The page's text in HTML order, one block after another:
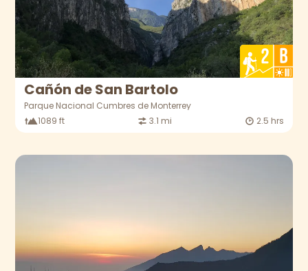
Cañón de San Bartolo
Parque Nacional Cumbres de Monterrey
1089 ft
3.1 mi 2.5 hrs